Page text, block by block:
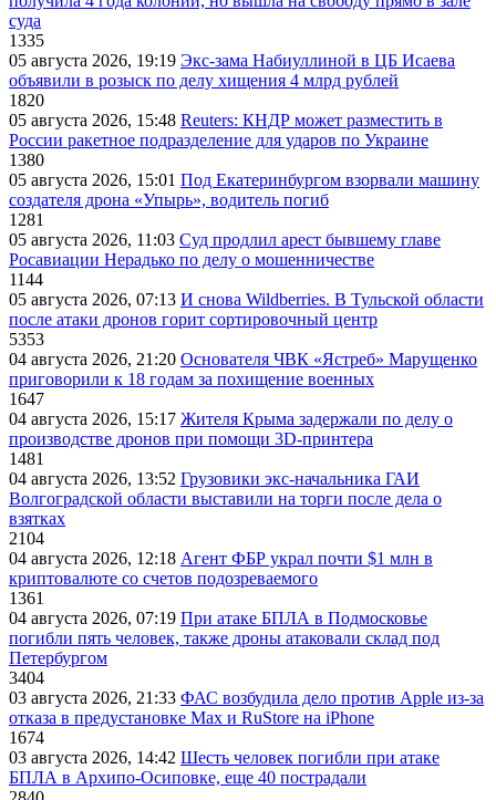
суда
1335
05 августа 2026, 19:19 Экс-зама Набиуллиной в ЦБ Исаева
объявили в розыск по делу хищения 4 млрд рублей
1820
05 августа 2026, 15:48 Reuters: КНДР может разместить в
России ракетное подразделение для ударов по Украине
1380
05 августа 2026, 15:01 Под Екатеринбургом взорвали машину
создателя дрона «Упырь», водитель погиб
1281
05 августа 2026, 11:03 Суд продлил арест бывшему главе
Росавиации Нерадько по делу о мошенничестве
1144
05 августа 2026, 07:13 И снова Wildberries. В Тульской области
после атаки дронов горит сортировочный центр
5353
04 августа 2026, 21:20 Основателя ЧВК «Ястреб» Марущенко
приговорили к 18 годам за похищение военных
1647
04 августа 2026, 15:17 Жителя Крыма задержали по делу о
производстве дронов при помощи 3D‑принтера
1481
04 августа 2026, 13:52 Грузовики экс-начальника ГАИ
Волгоградской области выставили на торги после дела о
взятках
2104
04 августа 2026, 12:18 Агент ФБР украл почти $1 млн в
криптовалюте со счетов подозреваемого
1361
04 августа 2026, 07:19 При атаке БПЛА в Подмосковье
погибли пять человек, также дроны атаковали склад под
Петербургом
3404
03 августа 2026, 21:33 ФАС возбудила дело против Apple из-за
отказа в предустановке Max и RuStore на iPhone
1674
03 августа 2026, 14:42 Шесть человек погибли при атаке
БПЛА в Архипо-Осиповке, еще 40 пострадали